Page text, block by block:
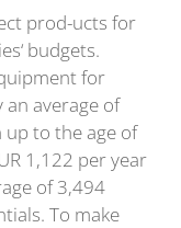
prod-ucts for
budgets.
for
an average of
to the age of
1,122 per year
of 3,494
To make